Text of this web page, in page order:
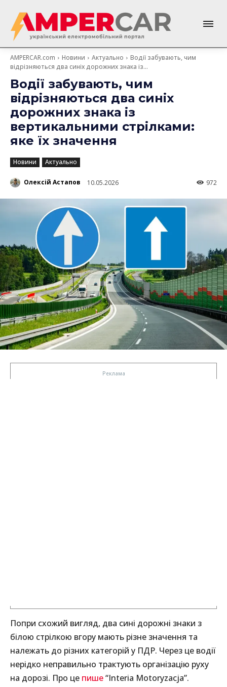
AMPERCAR.com Новини Актуально
Водії забувають, чим
відрізняються два синіх дорожних знака із...
Водії забувають, чим
відрізняються два синіх
дорожних знака із
вертикальними стрілками:
яке їх значення
Новини Актуально
Олексій Астапов 10.05.2026 972
Попри схожий вигляд, два сині дорожні знаки з
білою стрілкою вгору мають різне значення та
належать до різних категорій у ПДР. Через це водії
нерідко неправильно трактують організацію руху
на дорозі. Про це пише“Interia Motoryzacja”.